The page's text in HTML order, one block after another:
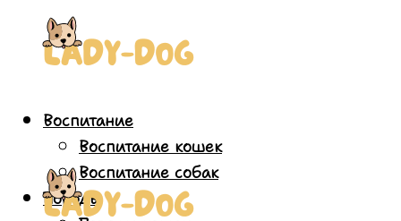
Воспитание
Воспитание кошек
Воспитание собак
Породы